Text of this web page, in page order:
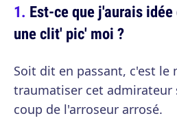
Est-ce que j'aurais
une clit' pic' moi ?
Soit dit en passant, c'est le
traumatiser cet admirateur
coup de l'arroseur arrosé.